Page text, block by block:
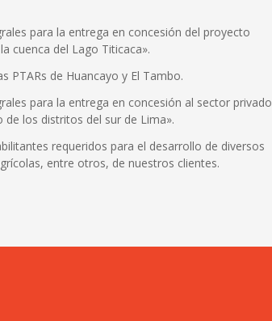
para la entrega en concesión del proyecto
cuenca del Lago Titicaca».
PTARs de Huancayo y El Tambo.
para la entrega en concesión al sector privado
los distritos del sur de Lima».
requeridos para el desarrollo de diversos
entre otros, de nuestros clientes.